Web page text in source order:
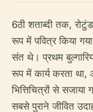
6ठी शताब्दी तक,
रूप में पवित्र किया
संत थे। प्रथम
रूप में कार्य करता था,
भित्तिचित्रों से
सबसे पुराने जीवित